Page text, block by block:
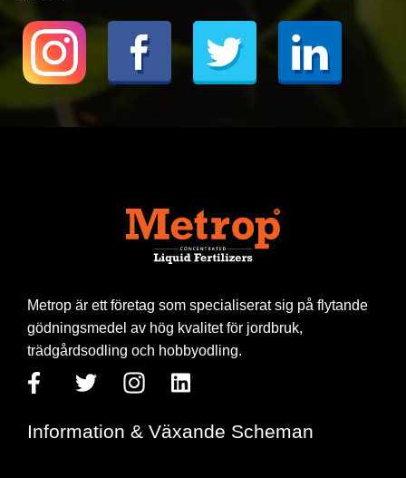
Metrop är ett företag som specialiserat sig på flytande
gödningsmedel av hög kvalitet för jordbruk,
trädgårdsodling och hobbyodling.
Information & Växande Scheman